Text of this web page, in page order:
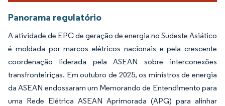
Panorama regulatório
A atividade de EPC de geração de energia no Sudeste Asiático
é moldada por marcos elétricos nacionais e pela crescente
coordenação liderada pela ASEAN sobre interconexões
transfronteiriças. Em outubro de 2025, os ministros de energia
da ASEAN endossaram um Memorando de Entendimento para
uma Rede Elétrica ASEAN Aprimorada (APG) para alinhar